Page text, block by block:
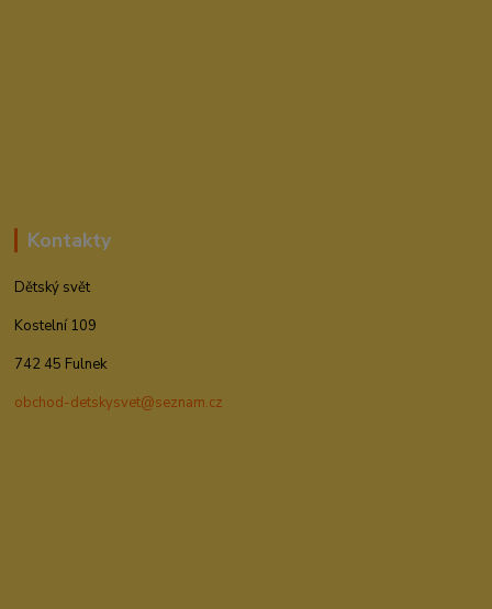
Kontakty
Dětský svět
Kostelní 109
742 45 Fulnek
obchod-detskysvet@seznam.cz